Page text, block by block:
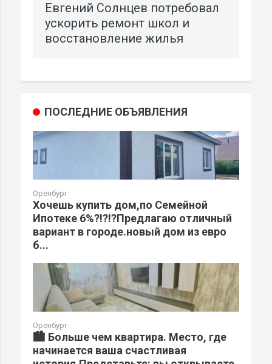
Евгений Солнцев потребовал
ускорить ремонт школ и
восстановление жилья
ПОСЛЕДНИЕ ОБЪЯВЛЕНИЯ
Оренбург
Хочешь купить дом,по Семейной
Ипотеке 6%?!?!?Предлагаю отличный
вариант в городе.новый дом из евро
б...
Оренбург
🏙️ Больше чем квартира. Место, где
начинается ваша счастливая